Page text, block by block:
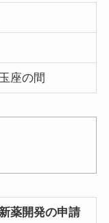
座の間
薬開発の申請